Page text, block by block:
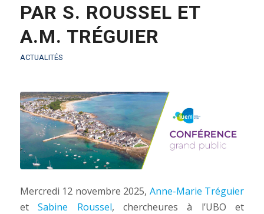
PAR S. ROUSSEL ET
A.M. TRÉGUIER
ACTUALITÉS
Mercredi 12 novembre 2025, Anne-Marie Tréguier
etSabine Roussel, chercheures à l’UBO et